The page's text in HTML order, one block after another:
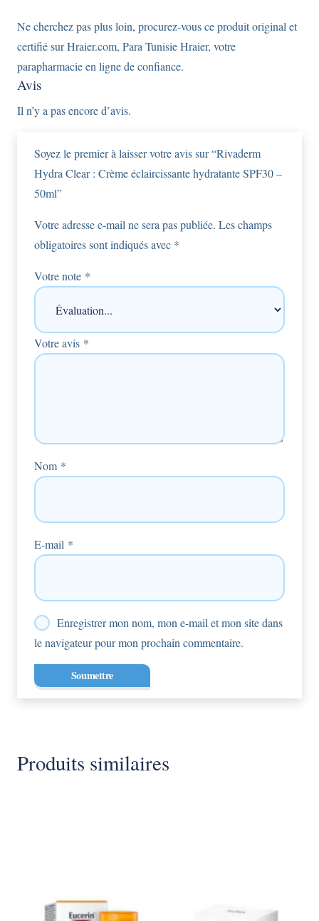
Ne cherchez pas plus loin, procurez-vous ce produit original et
certifié sur Hraier.com, Para Tunisie Hraier, votre
parapharmacie en ligne de confiance.
Avis
Il n’y a pas encore d’avis.
Soyez le premier à laisser votre avis sur “Rivaderm
Hydra Clear : Crème éclaircissante hydratante SPF30 –
50ml”
Votre adresse e-mail ne sera pas publiée. Les champs
obligatoires sont indiqués avec *
Votre note *
Votre avis *
Nom *
E-mail *
Enregistrer mon nom, mon e-mail et mon site dans
le navigateur pour mon prochain commentaire.
Produits similaires